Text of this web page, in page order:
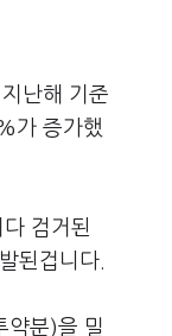
난해 기준
가 증가했
검거된
된겁니다.
약분)을 밀